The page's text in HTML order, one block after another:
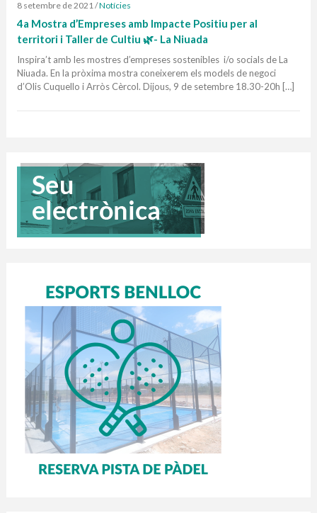
8 setembre de 2021/Notícies
4a Mostra d’Empreses amb Impacte Positiu per al
territori i Taller de Cultiu 🌿- La Niuada
Inspira’t amb les mostres d’empreses sostenibles i/o socials de La
Niuada. En la pròxima mostra coneixerem els models de negoci
d’Olis Cuquello i Arròs Cèrcol. Dijous, 9 de setembre 18.30-20h […]